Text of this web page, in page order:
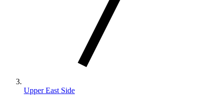
Upper East Side